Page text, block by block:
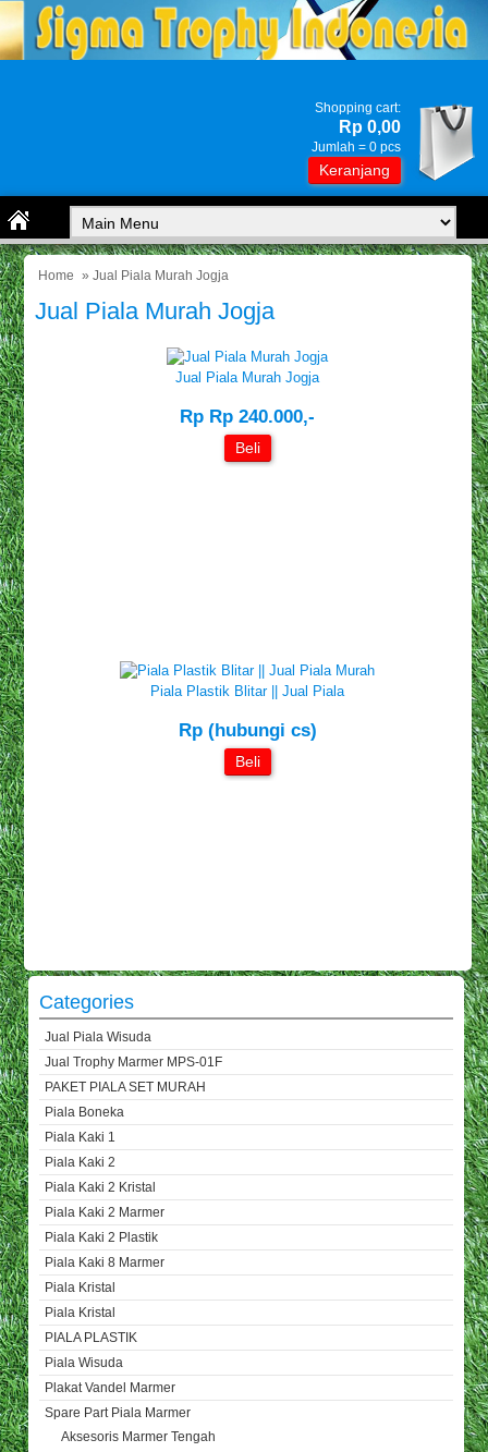
Shopping cart:
Rp 0,00
Jumlah = 0 pcs
Keranjang
Home » Jual Piala Murah Jogja
Jual Piala Murah Jogja
Jual Piala Murah Jogja
Rp Rp 240.000,-
Beli
Piala Plastik Blitar || Jual Piala
Rp (hubungi cs)
Beli
Categories
Jual Piala Wisuda
Jual Trophy Marmer MPS-01F
PAKET PIALA SET MURAH
Piala Boneka
Piala Kaki 1
Piala Kaki 2
Piala Kaki 2 Kristal
Piala Kaki 2 Marmer
Piala Kaki 2 Plastik
Piala Kaki 8 Marmer
Piala Kristal
Piala Kristal
PIALA PLASTIK
Piala Wisuda
Plakat Vandel Marmer
Spare Part Piala Marmer
Aksesoris Marmer Tengah